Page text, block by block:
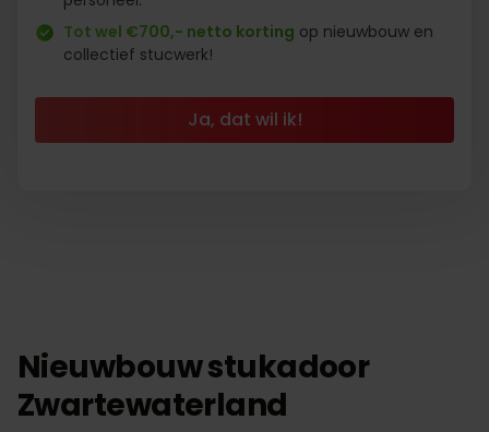
Tot wel €700,- netto korting op nieuwbouw en
collectief stucwerk!
Ja, dat wil ik!
Nieuwbouw stukadoor
Zwartewaterland